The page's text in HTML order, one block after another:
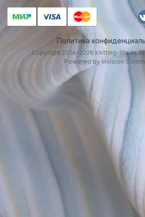
Политика
Copyright 2014-2026 knitting-life.ru.
Powered by Invision